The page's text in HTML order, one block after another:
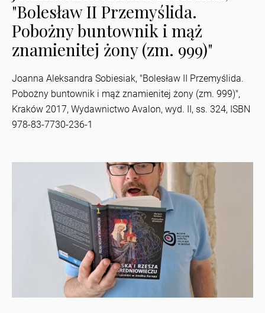
"Bolesław II Przemyślida.
Pobożny buntownik i mąż
znamienitej żony (zm. 999)"
Joanna Aleksandra Sobiesiak, "Bolesław II Przemyślida.
Pobożny buntownik i mąż znamienitej żony (zm. 999)",
Kraków 2017, Wydawnictwo Avalon, wyd. II, ss. 324, ISBN
978-83-7730-236-1